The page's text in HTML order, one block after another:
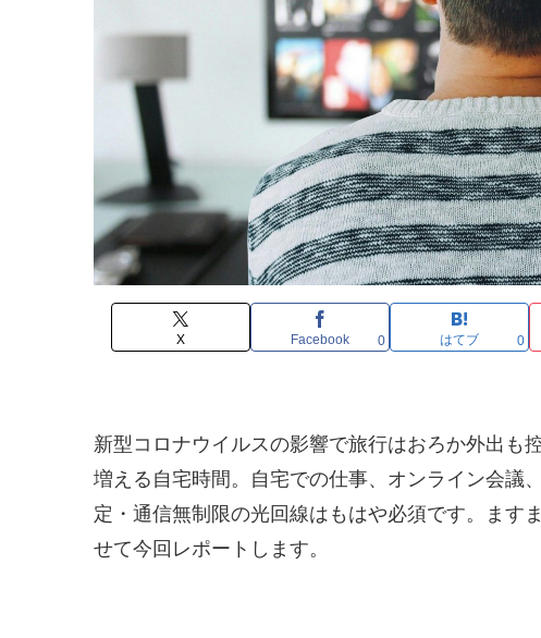
X Facebook 0 はてブ 0
新型コロナウイルスの影響で旅行はおろか外出も
増える自宅時間。自宅での仕事、オンライン会議
定・通信無制限の光回線はもはや必須です。ます
せて今回レポートします。